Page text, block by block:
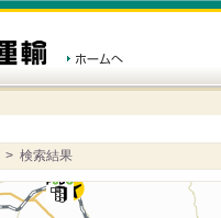
> 検索結果